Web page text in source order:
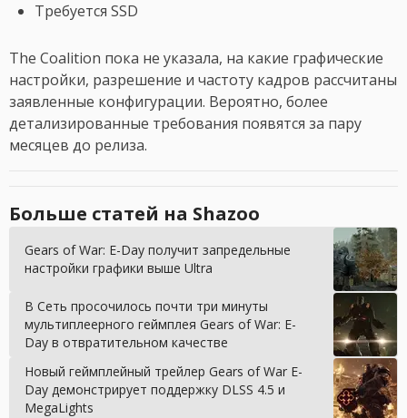
Требуется SSD
The Coalition пока не указала, на какие графические
настройки, разрешение и частоту кадров рассчитаны
заявленные конфигурации. Вероятно, более
детализированные требования появятся за пару
месяцев до релиза.
Больше статей на Shazoo
Gears of War: E-Day получит запредельные
настройки графики выше Ultra
В Сеть просочилось почти три минуты
мультиплеерного геймплея Gears of War: E-
Day в отвратительном качестве
Новый геймплейный трейлер Gears of War E-
Day демонстрирует поддержку DLSS 4.5 и
MegaLights